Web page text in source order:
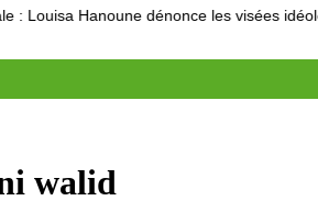
dénonce les visées idéologiques au
walid